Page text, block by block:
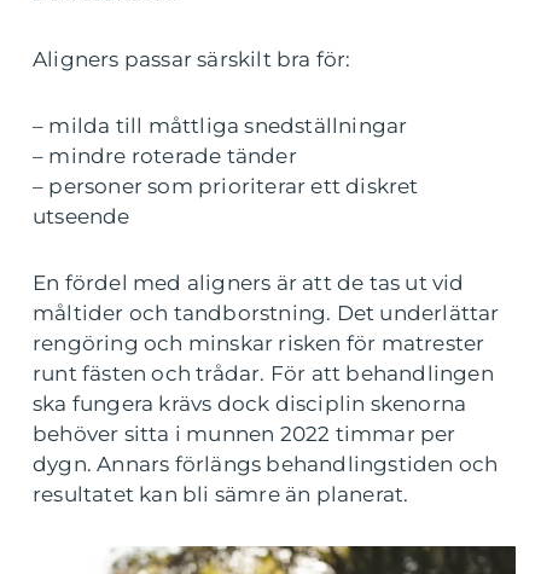
Aligners passar särskilt bra för:
– milda till måttliga snedställningar
– mindre roterade tänder
– personer som prioriterar ett diskret
utseende
En fördel med aligners är att de tas ut vid
måltider och tandborstning. Det underlättar
rengöring och minskar risken för matrester
runt fästen och trådar. För att behandlingen
ska fungera krävs dock disciplin skenorna
behöver sitta i munnen 2022 timmar per
dygn. Annars förlängs behandlingstiden och
resultatet kan bli sämre än planerat.